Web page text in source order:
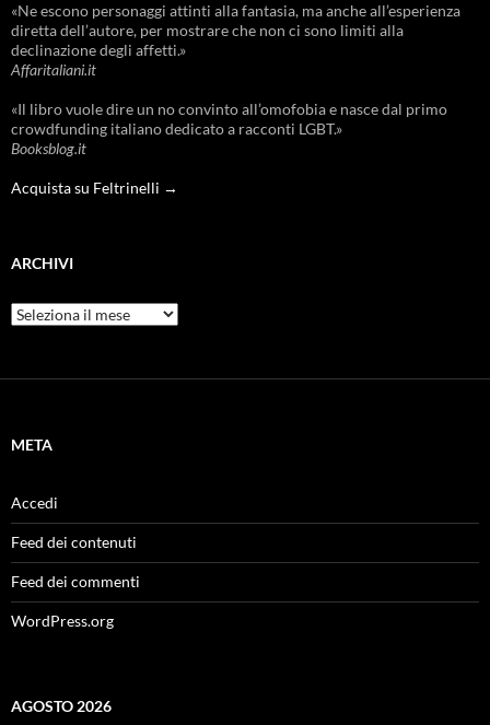
«Ne escono personaggi attinti alla fantasia, ma anche all’esperienza
diretta dell’autore, per mostrare che non ci sono limiti alla
declinazione degli affetti.»
Affaritaliani.it
«Il libro vuole dire un no convinto all’omofobia e nasce dal primo
crowdfunding italiano dedicato a racconti LGBT.»
Booksblog.it
Acquista su Feltrinelli →
ARCHIVI
Archivi
META
Accedi
Feed dei contenuti
Feed dei commenti
WordPress.org
AGOSTO 2026